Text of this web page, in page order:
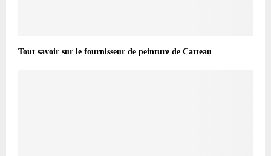
Tout savoir sur le fournisseur de peinture de Catteau